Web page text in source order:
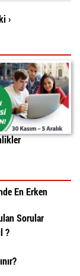
›
En Erken
Sorular
?